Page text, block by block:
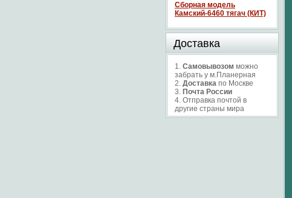
Сборная модель
Камский-6460 тягач (КИТ)
Доставка
1. Самовывозом можно
забрать у м.Планерная
2. Доставка по Москве
3. Почта России
4. Отправка почтой в
другие страны мира